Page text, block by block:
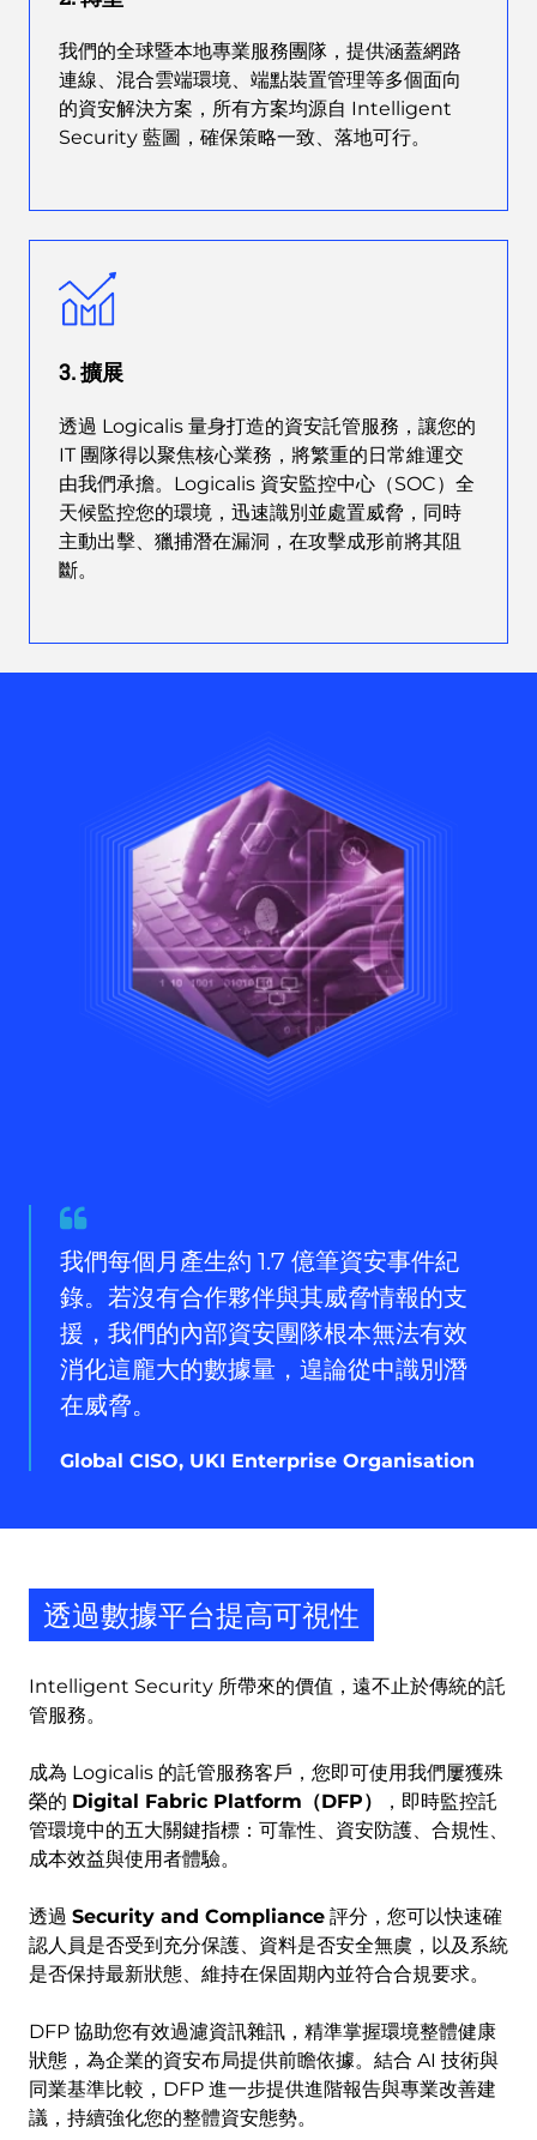
我們的全球暨本地專業服務團隊，提供涵蓋網路
連線、混合雲端環境、端點裝置管理等多個面向
的資安解決方案，所有方案均源自 Intelligent
Security 藍圖，確保策略一致、落地可行。
3. 擴展
透過 Logicalis 量身打造的資安託管服務，讓您的
IT 團隊得以聚焦核心業務，將繁重的日常維運交
由我們承擔。Logicalis 資安監控中心（SOC）全
天候監控您的環境，迅速識別並處置威脅，同時
主動出擊、獵捕潛在漏洞，在攻擊成形前將其阻
斷。
Quote
from
Global
CISO,
UKI
Enterprise
Organisation
我們每個月產生約 1.7 億筆資安事件紀
錄。若沒有合作夥伴與其威脅情報的支
援，我們的內部資安團隊根本無法有效
消化這龐大的數據量，遑論從中識別潛
在威脅。
Global CISO, UKI Enterprise Organisation
透過數據平台提高可視性
Intelligent Security 所帶來的價值，遠不止於傳統的託
管服務。
成為 Logicalis 的託管服務客戶，您即可使用我們屢獲殊
榮的 Digital Fabric Platform（DFP）
，即時監控託
管環境中的五大關鍵指標：可靠性、資安防護、合規性、
成本效益與使用者體驗。
透過 Security and Compliance 評分，您可以快速確
認人員是否受到充分保護、資料是否安全無虞，以及系統
是否保持最新狀態、維持在保固期內並符合合規要求。
DFP 協助您有效過濾資訊雜訊，精準掌握環境整體健康
狀態，為企業的資安布局提供前瞻依據。結合 AI 技術與
同業基準比較，DFP 進一步提供進階報告與專業改善建
議，持續強化您的整體資安態勢。